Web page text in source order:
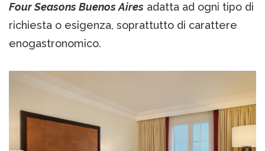
Four Seasons Buenos Aires adatta ad ogni tipo di
richiesta o esigenza, soprattutto di carattere
enogastronomico.